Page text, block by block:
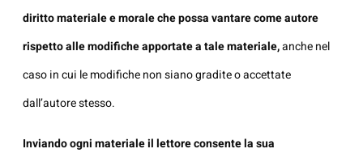
diritto materiale e morale che possa vantare come autore
rispetto alle modifiche apportate a tale materiale,anche nel
caso in cui le modifiche non siano gradite o accettate
dall’autore stesso.
Inviando ogni materiale il lettore consente la sua